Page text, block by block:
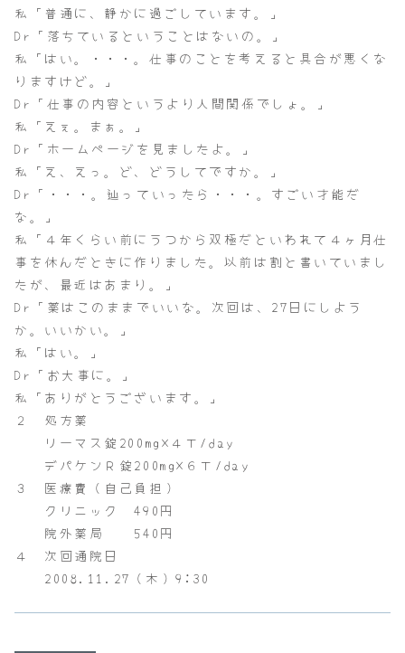
私「普通に、静かに過ごしています。」
Dr「落ちているということはないの。」
私「はい。・・・。仕事のことを考えると具合が悪くな
りますけど。」
Dr「仕事の内容というより人間関係でしょ。」
私「えぇ。まぁ。」
Dr「ホームページを見ましたよ。」
私「え、えっ。ど、どうしてですか。」
Dr「・・・。辿っていったら・・・。すごい才能だ
な。」
私「４年くらい前にうつから双極だといわれて４ヶ月仕
事を休んだときに作りました。以前は割と書いていまし
たが、最近はあまり。」
Dr「薬はこのままでいいな。次回は、27日にしよう
か。いいかい。」
私「はい。」
Dr「お大事に。」
私「ありがとうございます。」
２ 処方薬
リーマス錠200mg×４Ｔ/day
デパケンＲ錠200mg×６Ｔ/day
３ 医療費（自己負担）
クリニック 490円
院外薬局 540円
４ 次回通院日
2008.11.27（木）9:30